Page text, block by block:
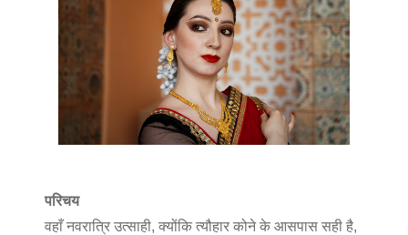
परिचय
वहाँ नवरात्रि उत्साही, क्योंकि त्यौहार कोने के आसपास सही है,